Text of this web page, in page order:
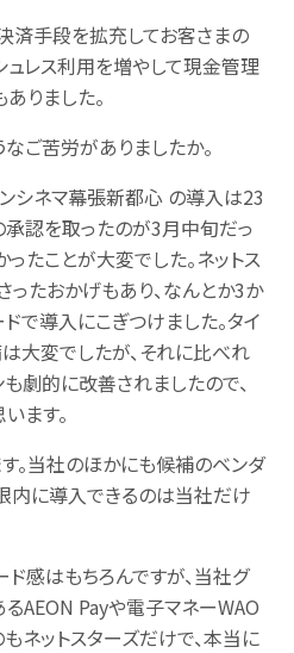
済手段を拡充してお客さまの
ュレス利用を増やして現金管理
りました。
ご苦労がありましたか。
シネマ幕張新都心 の導入は23
認を取ったのが3月中旬だっ
たことが大変でした。ネットス
ったおかげもあり、なんとか3か
で導入にこぎつけました。タイ
大変でしたが、それに比べれ
劇的に改善されましたので、
ます。
。当社のほかにも候補のベンダ
内に導入できるのは当社だけ
ド感はもちろんですが、当社グ
AEON Payや電子マネーWAO
ネットスターズだけで、本当に